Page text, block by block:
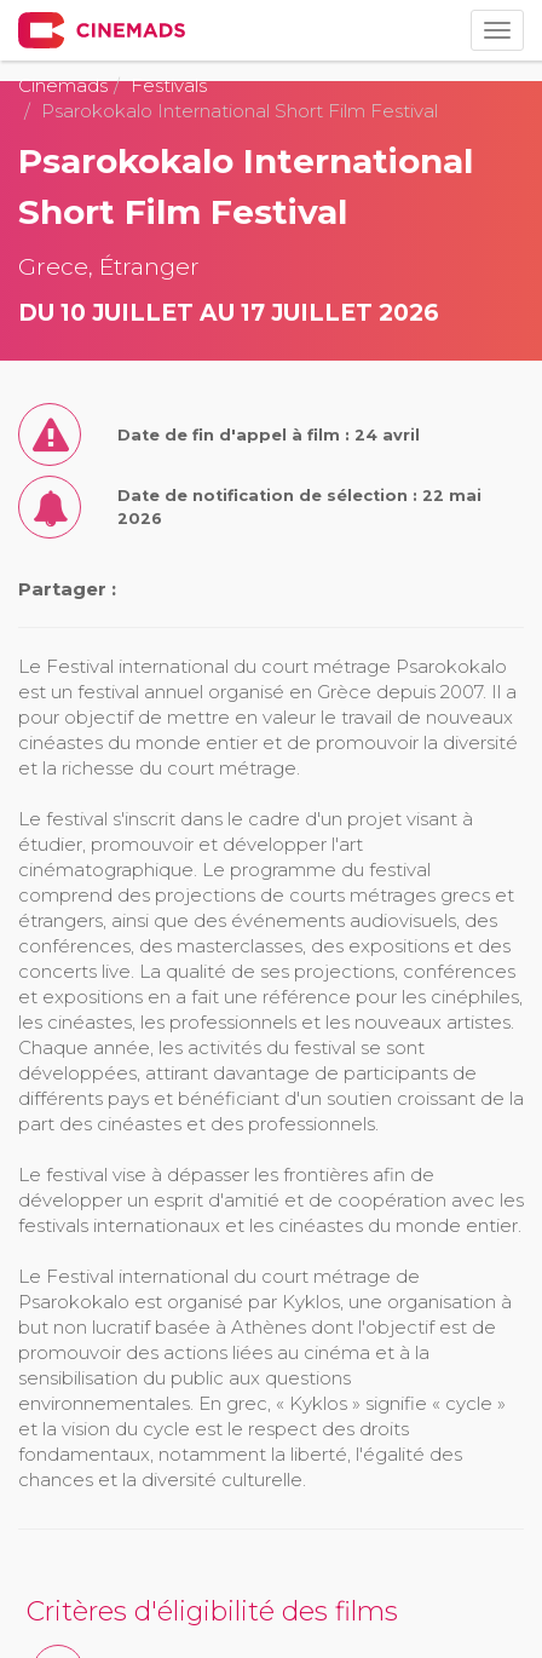
Cinemads
Festivals
Psarokokalo International Short Film Festival
Psarokokalo International
Short Film Festival
Grece, Étranger
DU 10 JUILLET AU 17 JUILLET 2026
Date de fin d'appel à film : 24 avril
Date de notification de sélection : 22 mai
2026
Partager :
Le Festival international du court métrage Psarokokalo
est un festival annuel organisé en Grèce depuis 2007. Il a
pour objectif de mettre en valeur le travail de nouveaux
cinéastes du monde entier et de promouvoir la diversité
et la richesse du court métrage.
Le festival s'inscrit dans le cadre d'un projet visant à
étudier, promouvoir et développer l'art
cinématographique. Le programme du festival
comprend des projections de courts métrages grecs et
étrangers, ainsi que des événements audiovisuels, des
conférences, des masterclasses, des expositions et des
concerts live. La qualité de ses projections, conférences
et expositions en a fait une référence pour les cinéphiles,
les cinéastes, les professionnels et les nouveaux artistes.
Chaque année, les activités du festival se sont
développées, attirant davantage de participants de
différents pays et bénéficiant d'un soutien croissant de la
part des cinéastes et des professionnels.
Le festival vise à dépasser les frontières afin de
développer un esprit d'amitié et de coopération avec les
festivals internationaux et les cinéastes du monde entier.
Le Festival international du court métrage de
Psarokokalo est organisé par Kyklos, une organisation à
but non lucratif basée à Athènes dont l'objectif est de
promouvoir des actions liées au cinéma et à la
sensibilisation du public aux questions
environnementales. En grec, « Kyklos » signifie « cycle »
et la vision du cycle est le respect des droits
fondamentaux, notamment la liberté, l'égalité des
chances et la diversité culturelle.
Critères d'éligibilité des films